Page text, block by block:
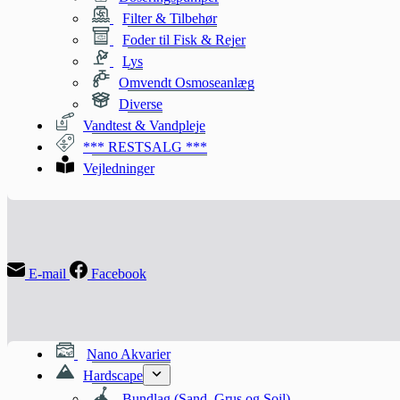
Filter & Tilbehør
Foder til Fisk & Rejer
Lys
Omvendt Osmoseanlæg
Diverse
Vandtest & Vandpleje
*** RESTSALG ***
Vejledninger
E-mail Facebook
Nano Akvarier
Hardscape